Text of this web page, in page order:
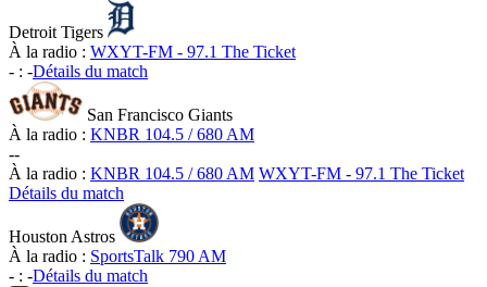
Detroit Tigers
À la radio : WXYT-FM - 97.1 The Ticket
- : -Détails du match
San Francisco Giants
À la radio : KNBR 104.5 / 680 AM
--
À la radio : KNBR 104.5 / 680 AM WXYT-FM - 97.1 The Ticket
Détails du match
Houston Astros
À la radio : SportsTalk 790 AM
- : -Détails du match